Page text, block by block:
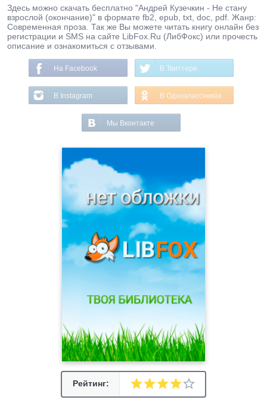
Здесь можно скачать бесплатно "Андрей Кузечкин - Не стану
взрослой (окончание)" в формате fb2, epub, txt, doc, pdf. Жанр:
Современная проза. Так же Вы можете читать книгу онлайн без
регистрации и SMS на сайте LibFox.Ru (ЛибФокс) или прочесть
описание и ознакомиться с отзывами.
На Facebook В Твиттере
В Instagram В Одноклассниках
Мы Вконтакте
Рейтинг: